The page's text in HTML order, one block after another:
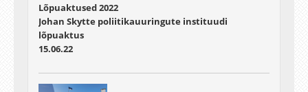
Lõpuaktused 2022
Johan Skytte poliitikauuringute instituudi
lõpuaktus
15.06.22